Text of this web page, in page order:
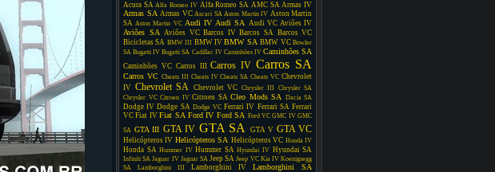
Acura SA Alfa Romeo IV Alfa Romeo SA AMC SA Armas IV
Armas SA Armas VC Ascari SA Aston Martin IV Aston Martin
SA Aston Martin VC Audi IV Audi SA Audi VC Aviões IV
Aviões SA Aviões VC Barcos IV Barcos SA Barcos VC
Bicicletas SA BMW III BMW IV BMW SA BMW VC Bowler
SA Bugatti IV Bugatti SA Cadillac IV Caminhões IV Caminhões SA
Caminhões VC Carros III Carros IV Carros SA
Carros VC Cheats III Cheats IV Cheats SA Cheats VC Chevrolet
IV Chevrolet SA Chevrolet VC Chrysler III Chrysler SA
Chrysler VC Citroen IV Citroen SA Cleo Mods SA Dacia SA
Dodge IV Dodge SA Dodge VC Ferrari IV Ferrari SA Ferrari
VC Fiat IV Fiat SA Ford IV Ford SA Ford VC GMC IV GMC
SA GTA III GTA IV GTA SA GTA V GTA VC
Helicópteros IV Helicópteros SA Helicópteros VC Honda IV
Honda SA Hummer IV Hummer SA Hyundai IV Hyundai SA
Infiniti SA Jaguar IV Jaguar SA Jeep SA Jeep VC Kia IV Koenigsegg
SA
Lamborghini III Lamborghini IV Lamborghini SA